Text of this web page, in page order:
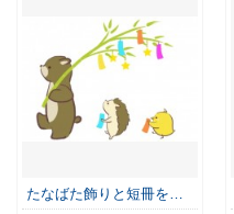
たなばた飾りと短冊を…